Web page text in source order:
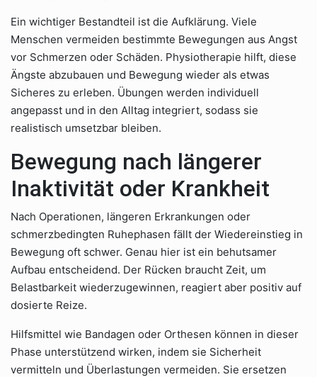
Ein wichtiger Bestandteil ist die Aufklärung. Viele
Menschen vermeiden bestimmte Bewegungen aus Angst
vor Schmerzen oder Schäden. Physiotherapie hilft, diese
Ängste abzubauen und Bewegung wieder als etwas
Sicheres zu erleben. Übungen werden individuell
angepasst und in den Alltag integriert, sodass sie
realistisch umsetzbar bleiben.
Bewegung nach längerer
Inaktivität oder Krankheit
Nach Operationen, längeren Erkrankungen oder
schmerzbedingten Ruhephasen fällt der Wiedereinstieg in
Bewegung oft schwer. Genau hier ist ein behutsamer
Aufbau entscheidend. Der Rücken braucht Zeit, um
Belastbarkeit wiederzugewinnen, reagiert aber positiv auf
dosierte Reize.
Hilfsmittel wie Bandagen oder Orthesen können in dieser
Phase unterstützend wirken, indem sie Sicherheit
vermitteln und Überlastungen vermeiden. Sie ersetzen